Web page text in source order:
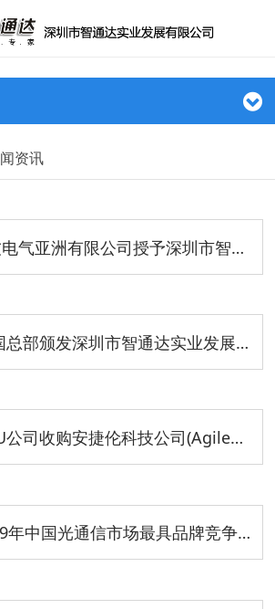
资讯
日本住友电气亚洲有限公司授予深圳市智通达实业发展有限公司2011年度中国市场销售贡献奖状
JDSU美国总部颁发深圳市智通达实业发展有限公司2010年度中国区突出贡献奖
美国JDSU公司收购安捷伦科技公司(Agilent Technologies Inc.)的网络业务
JDSU获09年中国光通信市场最具品牌竞争力企业10强